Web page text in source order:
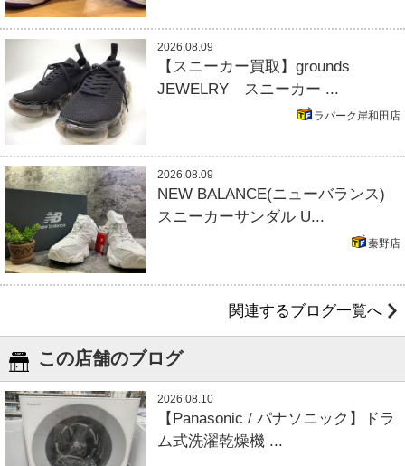
2026.08.09
【スニーカー買取】grounds
JEWELRY スニーカー ...
ラパーク岸和田店
2026.08.09
NEW BALANCE(ニューバランス)
スニーカーサンダル U...
秦野店
関連するブログ一覧へ
この店舗のブログ
2026.08.10
【Panasonic / パナソニック】ドラ
ム式洗濯乾燥機 ...